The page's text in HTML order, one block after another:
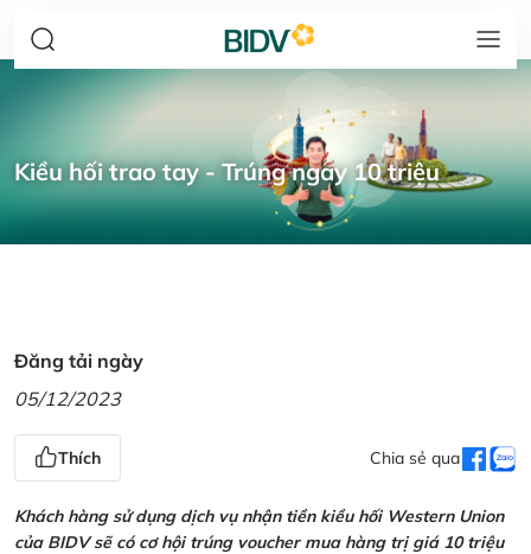
Kiều hối trao tay - Trúng ngay 10 triệu
Đăng tải ngày
05/12/2023
Thích Chia sẻ qua
Khách hàng sử dụng dịch vụ nhận tiền kiều hối Western Union
của BIDV sẽ có cơ hội trúng voucher mua hàng trị giá 10 triệu